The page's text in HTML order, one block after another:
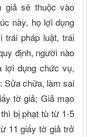
giả sẽ thuộc vào
này, họ lợi dụng
trái pháp luật, trái
định, người nào
lợi dụng chức vụ,
Sửa chữa, làm sai
tờ giả; Giả mạo
bị phạt tù từ 1-5
11 giấy tờ giả trở